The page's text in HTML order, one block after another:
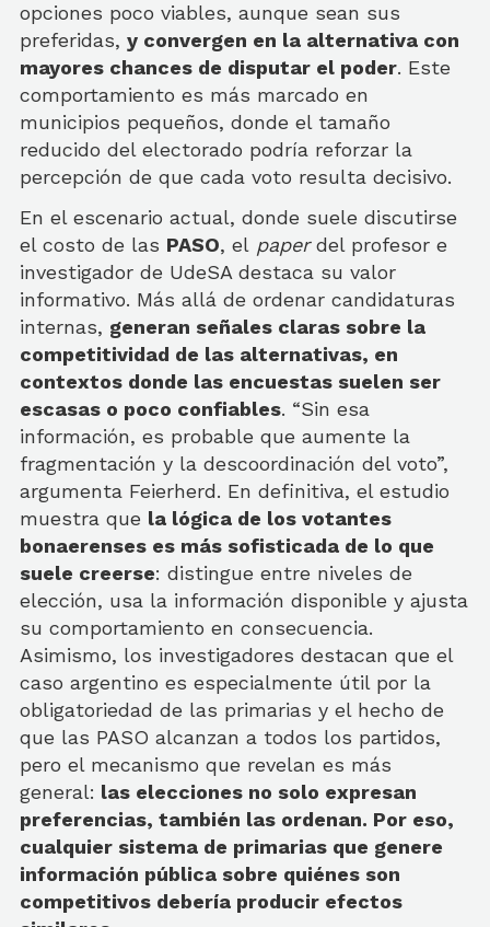
opciones poco viables, aunque sean sus
preferidas, y convergen en la alternativa con
mayores chances de disputar el poder. Este
comportamiento es más marcado en
municipios pequeños, donde el tamaño
reducido del electorado podría reforzar la
percepción de que cada voto resulta decisivo.
En el escenario actual, donde suele discutirse
el costo de las PASO, el paperdel profesor e
investigador de UdeSA destaca su valor
informativo. Más allá de ordenar candidaturas
internas, generan señales claras sobre la
competitividad de las alternativas, en
contextos donde las encuestas suelen ser
escasas o poco confiables. “Sin esa
información, es probable que aumente la
fragmentación y la descoordinación del voto”,
argumenta Feierherd. En definitiva, el estudio
muestra que la lógica de los votantes
bonaerenses es más sofisticada de lo que
suele creerse: distingue entre niveles de
elección, usa la información disponible y ajusta
su comportamiento en consecuencia.
Asimismo, los investigadores destacan que el
caso argentino es especialmente útil por la
obligatoriedad de las primarias y el hecho de
que las PASO alcanzan a todos los partidos,
pero el mecanismo que revelan es más
general: las elecciones no solo expresan
preferencias, también las ordenan. Por eso,
cualquier sistema de primarias que genere
información pública sobre quiénes son
competitivos debería producir efectos